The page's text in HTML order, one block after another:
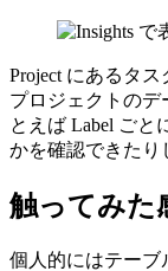
Project にあるタ
プロジェクトのデ
とえば Label ごと
かを確認できたり
触ってみた
個人的にはテーブ